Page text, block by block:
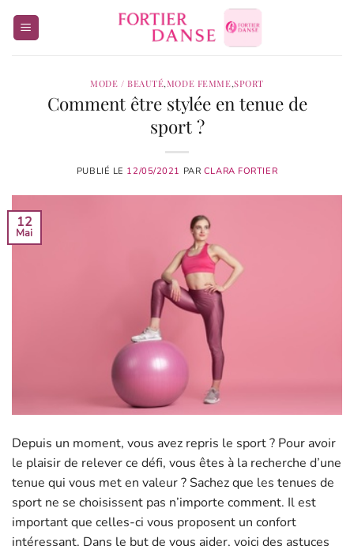
MODE / BEAUTÉ,MODE FEMME,SPORT
Comment être stylée en tenue de
sport ?
PUBLIÉ LE 12/05/2021 PAR CLARA FORTIER
12
Mai
Depuis un moment, vous avez repris le sport ? Pour avoir
le plaisir de relever ce défi, vous êtes à la recherche d’une
tenue qui vous met en valeur ? Sachez que les tenues de
sport ne se choisissent pas n’importe comment. Il est
important que celles-ci vous proposent un confort
intéressant. Dans le but de vous aider, voici des astuces